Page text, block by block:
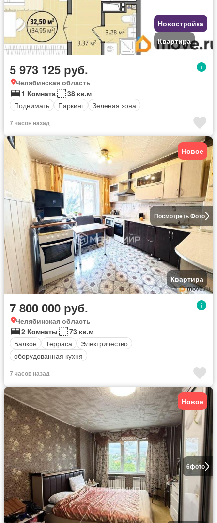
Новостройка
Квартира
5 973 125 руб.
Челябинская область
1 Комната
38 кв.м
Поднимать
Паркинг Зеленая зона
7 часов назад
Посмотреть Фото
Новое
Квартира
7 800 000 руб.
Челябинская область
2 Комнаты
73 кв.м
Балкон
Терраса
Электричество
оборудованная кухня
7 часов назад
6фото
Новое